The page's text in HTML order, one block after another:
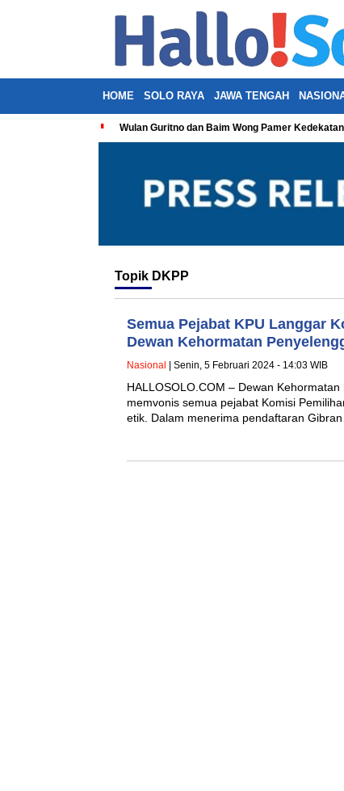
HOME SOLO RAYA JAWA TENGAH
Wulan Guritno dan Baim Wong Pamer
Topik DKPP
Semua Pejabat KPU Langgar
Dewan Kehormatan
Nasional | Senin, 5 Februari 2024 - 14:03 WIB
HALLOSOLO.COM – Dewan
memvonis semua pejabat Komisi
etik. Dalam menerima pendaftaran